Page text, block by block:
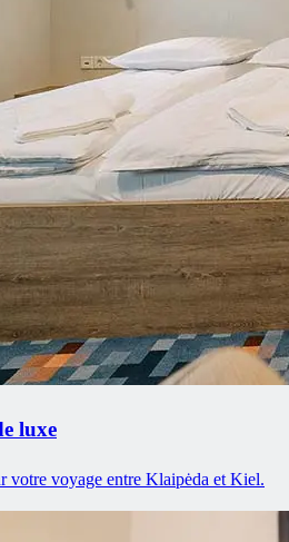
luxe
votre voyage entre Klaipėda et Kiel.